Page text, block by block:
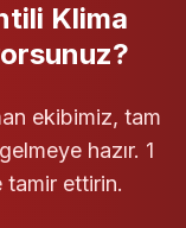
Klima
ekibimiz, tam
hazır. 1
tamir ettirin.